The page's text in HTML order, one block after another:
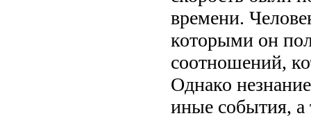
времени.
которыми он
соотношений,
Однако
иные события, а